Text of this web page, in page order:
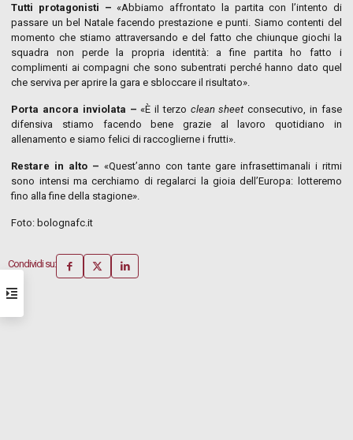
Tutti protagonisti – «Abbiamo affrontato la partita con l’intento di
passare un bel Natale facendo prestazione e punti. Siamo contenti del
momento che stiamo attraversando e del fatto che chiunque giochi la
squadra non perde la propria identità: a fine partita ho fatto i
complimenti ai compagni che sono subentrati perché hanno dato quel
che serviva per aprire la gara e sbloccare il risultato».
Porta ancora inviolata – «È il terzo clean sheet consecutivo, in fase
difensiva stiamo facendo bene grazie al lavoro quotidiano in
allenamento e siamo felici di raccoglierne i frutti».
Restare in alto – «Quest’anno con tante gare infrasettimanali i ritmi
sono intensi ma cerchiamo di regalarci la gioia dell’Europa: lotteremo
fino alla fine della stagione».
Foto: bolognafc.it
Condividi su: